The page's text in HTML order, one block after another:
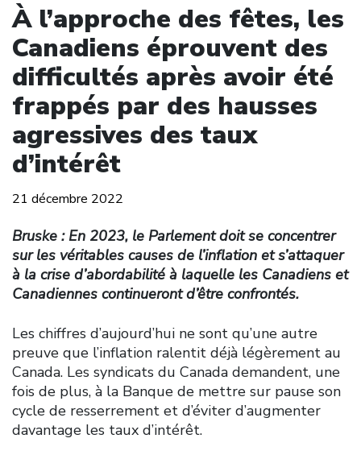
À l’approche des fêtes, les
Canadiens éprouvent des
difficultés après avoir été
frappés par des hausses
agressives des taux
d’intérêt
21 décembre 2022
Bruske : En 2023, le Parlement doit se concentrer
sur les véritables causes de l’inflation et s’attaquer
à la crise d’abordabilité à laquelle les Canadiens et
Canadiennes continueront d’être confrontés.
Les chiffres d’aujourd’hui ne sont qu’une autre
preuve que l’inflation ralentit déjà légèrement au
Canada. Les syndicats du Canada demandent, une
fois de plus, à la Banque de mettre sur pause son
cycle de resserrement et d’éviter d’augmenter
davantage les taux d’intérêt.